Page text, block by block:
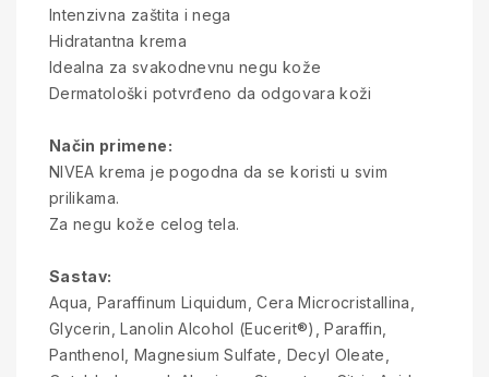
Intenzivna zaštita i nega
Hidratantna krema
Idealna za svakodnevnu negu kože
Dermatološki potvrđeno da odgovara koži
Način primene:
NIVEA krema je pogodna da se koristi u svim
prilikama.
Za negu kože celog tela.
Sastav:
Aqua, Paraffinum Liquidum, Cera Microcristallina,
Glycerin, Lanolin Alcohol (Eucerit®), Paraffin,
Panthenol, Magnesium Sulfate, Decyl Oleate,